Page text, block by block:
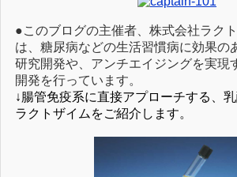
●このブログの主催者、株式会社ラク
は、糖尿病などの生活習慣病に効果の
研究開発や、アンチエイジングを実現
開発を行っています。
↓腸管免疫系に直接アプローチする、乳
ラクトザイムをご紹介します。